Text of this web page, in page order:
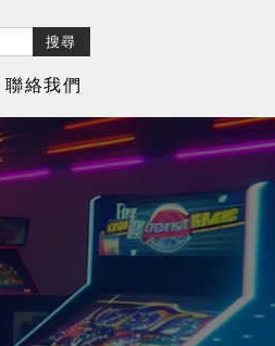
聯絡我們
CONTACT